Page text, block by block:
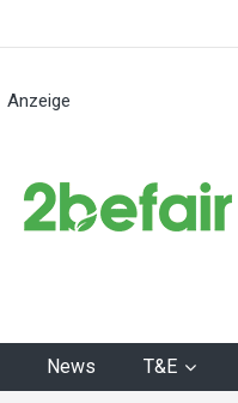
Anzeige
News T&E